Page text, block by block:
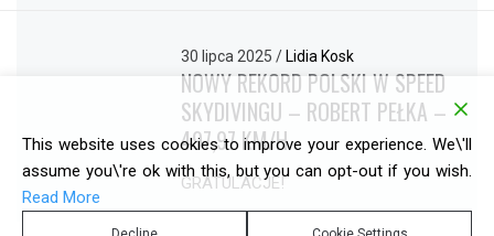
30 lipca 2025/ Lidia Kosk
NOWY REKORD POLSKI W SPEED
SKYDIVINGU – ROBERT PEŁKA –
497,97 KM/H
GRATULACJE!
This website uses cookies to improve your experience. We\'ll
assume you\'re ok with this, but you can opt-out if you wish.
Read More